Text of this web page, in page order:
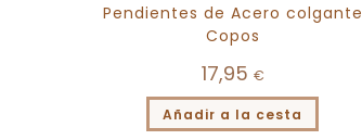
Pendientes de Acero colgante
Copos
17,95 €
Añadir a la cesta